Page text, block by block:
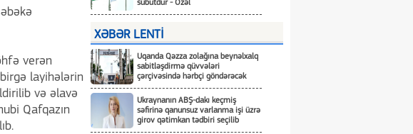
verən
layihələrin
və əlavə
Qafqazın
sübutdur - Özəl
XƏBƏR LENTİ
Uqanda Qəzza zolağına beynəlxalq
sabitləşdirmə qüvvələri
çərçivəsində hərbçi göndərəcək
Ukraynanın ABŞ-dakı keçmiş
səfirinə qanunsuz varlanma işi üzrə
girov qətimkan tədbiri seçilib